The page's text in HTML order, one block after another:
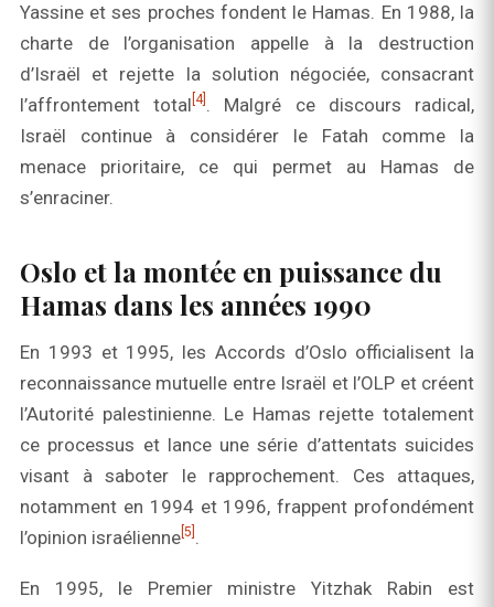
Yassine et ses proches fondent le Hamas. En 1988, la
charte de l’organisation appelle à la destruction
d’Israël et rejette la solution négociée, consacrant
l’affrontement total [4] . Malgré ce discours radical,
Israël continue à considérer le Fatah comme la
menace prioritaire, ce qui permet au Hamas de
s’enraciner.
Oslo et la montée en puissance du
Hamas dans les années 1990
En 1993 et 1995, les Accords d’Oslo officialisent la
reconnaissance mutuelle entre Israël et l’OLP et créent
l’Autorité palestinienne. Le Hamas rejette totalement
ce processus et lance une série d’attentats suicides
visant à saboter le rapprochement. Ces attaques,
notamment en 1994 et 1996, frappent profondément
l’opinion israélienne [5] .
En 1995, le Premier ministre Yitzhak Rabin est